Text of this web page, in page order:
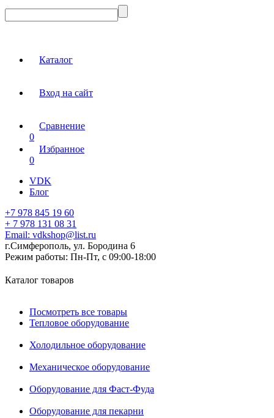
Каталог
Вход на сайт
Сравнение
0
Избранное
0
VDK
Блог
+7 978 845 19 60
+ 7 978 131 08 31
Email: vdkshop@list.ru
г.Симферополь, ул. Бородина 6
Режим работы: Пн-Пт, с 09:00-18:00
Каталог товаров
Посмотреть все товары
Тепловое оборудование
Холодильное оборудование
Механическое оборудование
Оборудование для Фаст-Фуда
Оборудование для пекарни